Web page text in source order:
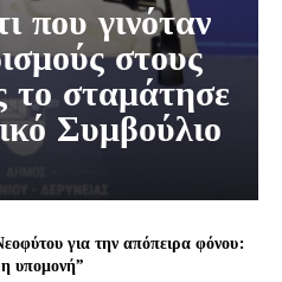
που γινόταν
στους
το σταμάτησε
Συμβούλιο
για την απόπειρα φόνου:
υπομονή”